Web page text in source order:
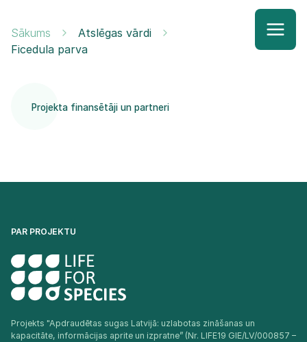
Sākums
Atslēgas vārdi
Ficedula parva
Projekta finansētāji un partneri
PAR PROJEKTU
Projekts "Apdraudētas sugas Latvijā: uzlabotas zināšanas un
kapacitāte, informācijas aprite un izpratne” (Nr. LIFE19 GIE/LV/000857 –